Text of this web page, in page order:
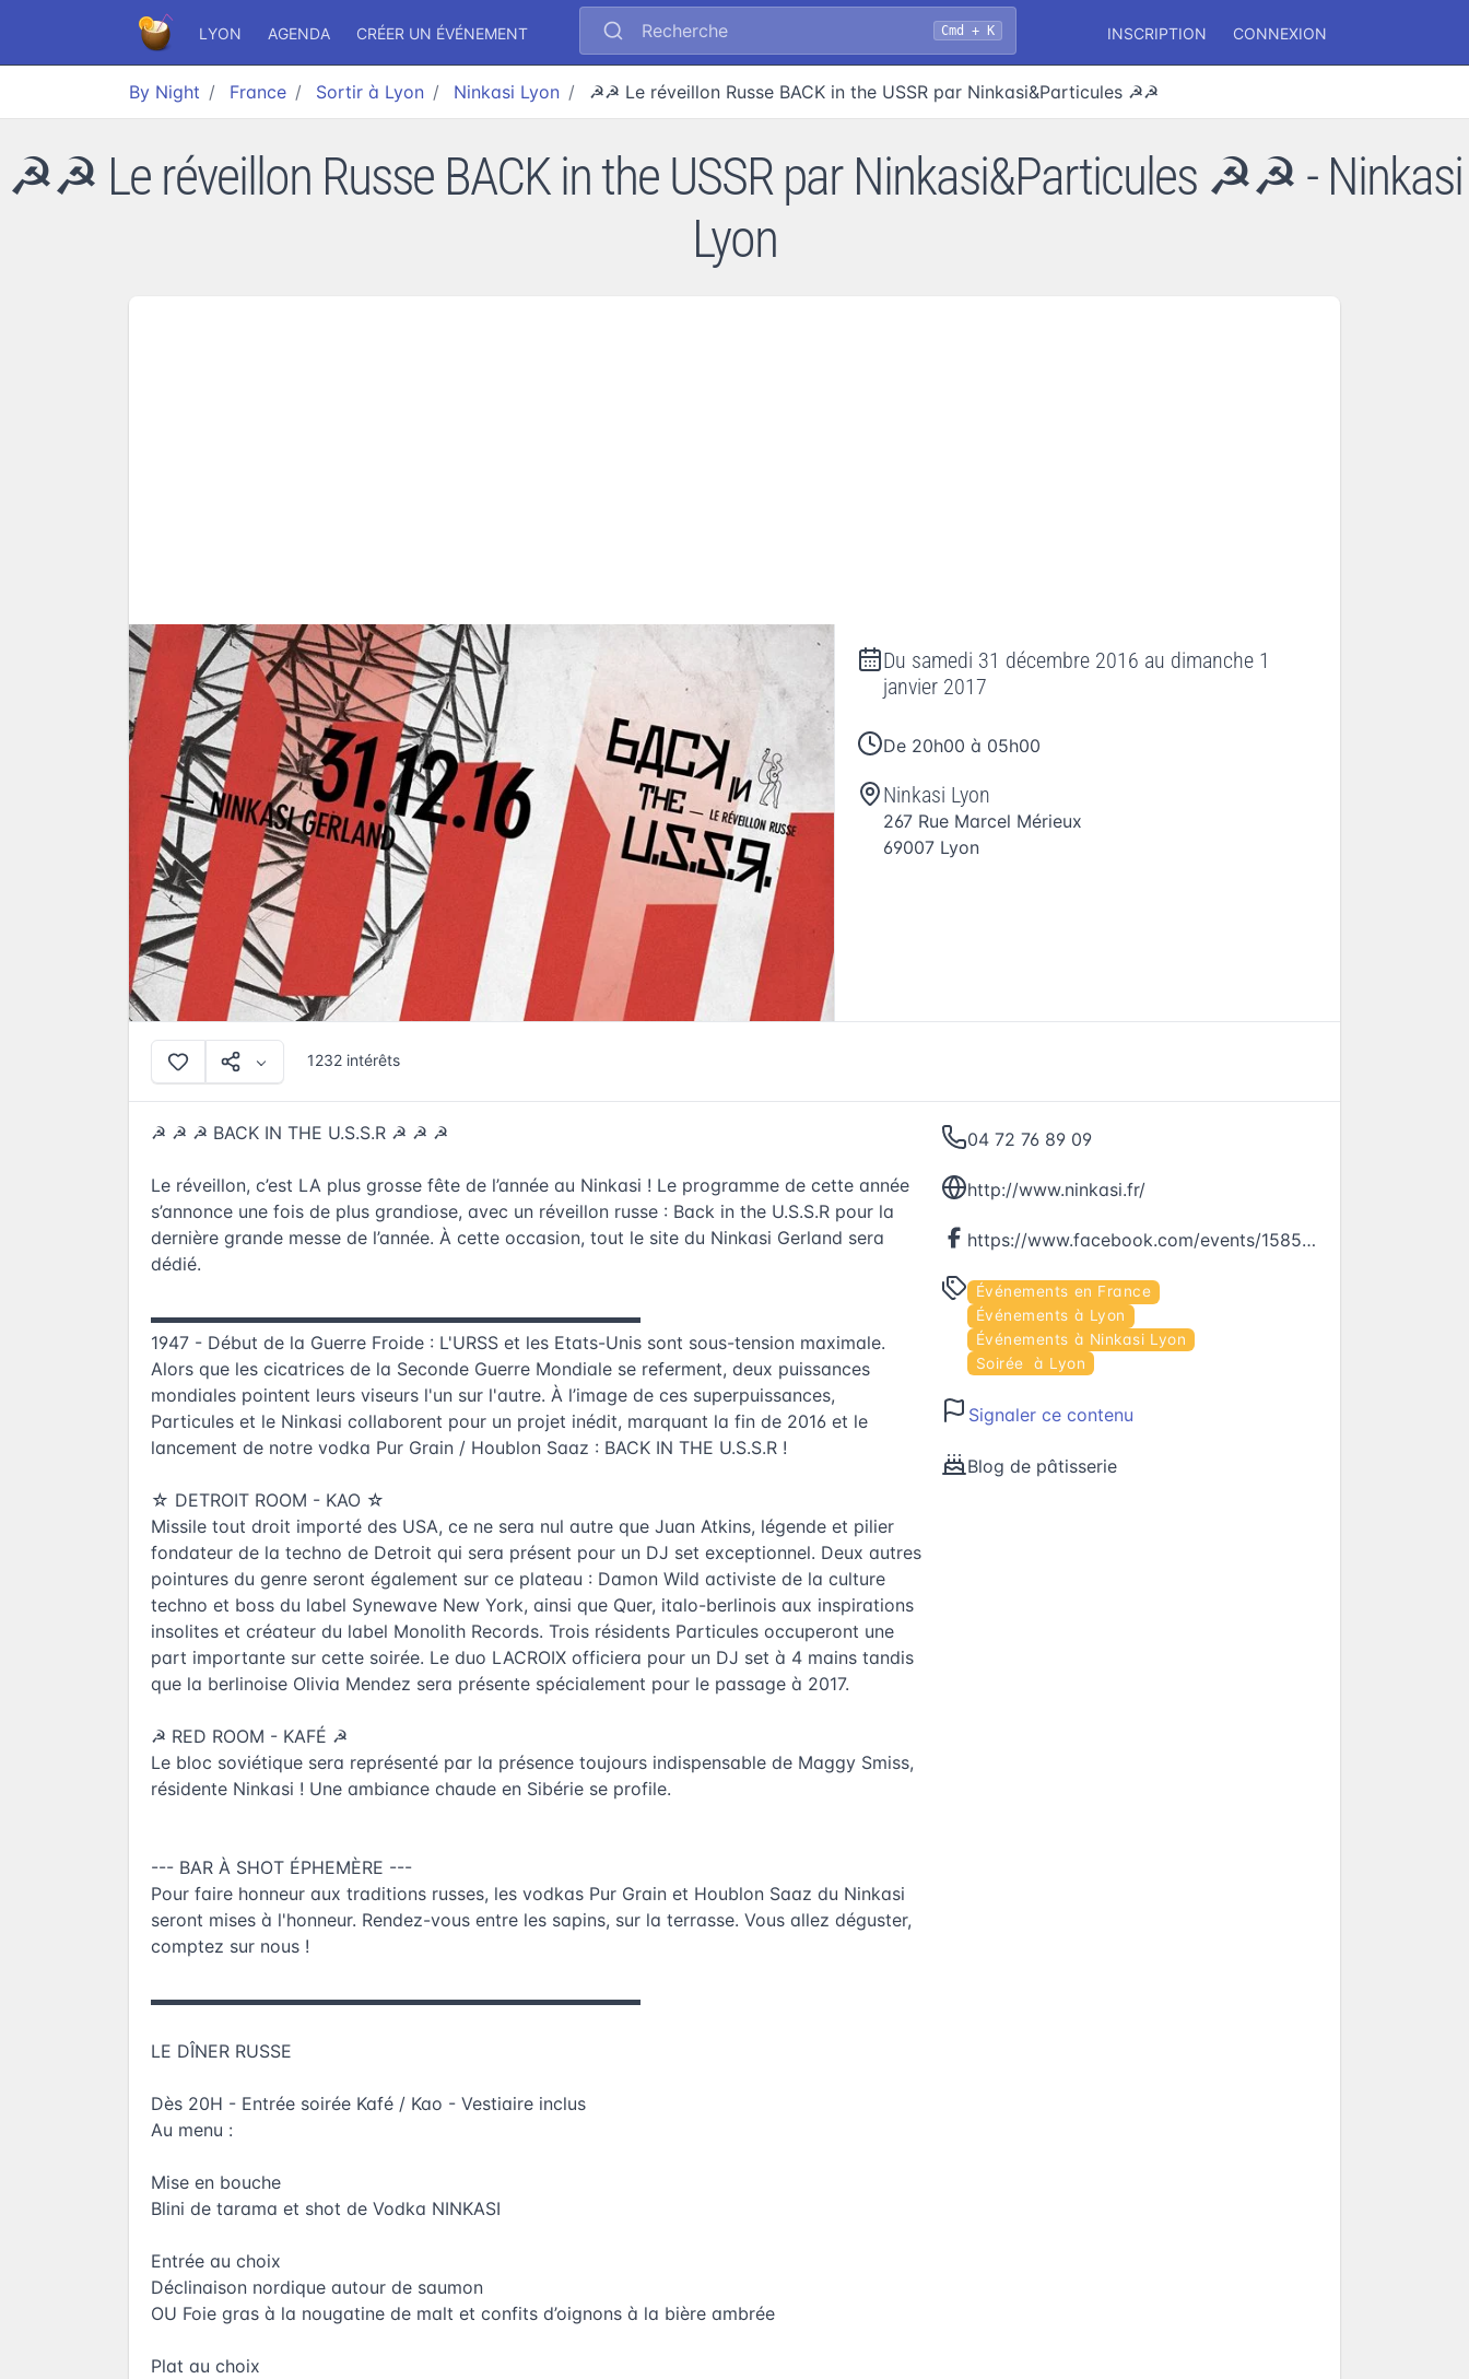
LYON AGENDA CRÉER UN ÉVÉNEMENT Recherche Cmd + K INSCRIPTION CONNEXION
By Night France Sortir à Lyon Ninkasi Lyon ☭☭ Le réveillon Russe BACK in the USSR par Ninkasi&Particules ☭☭
☭☭ Le réveillon Russe BACK in the USSR par Ninkasi&Particules ☭☭ - Ninkasi
Lyon
Du samedi 31 décembre 2016 au dimanche 1
janvier 2017
De 20h00 à 05h00
Ninkasi Lyon
267 Rue Marcel Mérieux
69007 Lyon
1232 intérêts
☭ ☭ ☭ BACK IN THE U.S.S.R ☭ ☭ ☭
Le réveillon, c’est LA plus grosse fête de l’année au Ninkasi ! Le programme de cette année
s’annonce une fois de plus grandiose, avec un réveillon russe : Back in the U.S.S.R pour la
dernière grande messe de l’année. À cette occasion, tout le site du Ninkasi Gerland sera
dédié.
▬▬▬▬▬▬▬▬▬▬▬▬▬▬▬▬▬▬▬▬▬▬▬▬▬▬▬▬
1947 - Début de la Guerre Froide : L'URSS et les Etats-Unis sont sous-tension maximale.
Alors que les cicatrices de la Seconde Guerre Mondiale se referment, deux puissances
mondiales pointent leurs viseurs l'un sur l'autre. À l’image de ces superpuissances,
Particules et le Ninkasi collaborent pour un projet inédit, marquant la fin de 2016 et le
lancement de notre vodka Pur Grain / Houblon Saaz : BACK IN THE U.S.S.R !
☆ DETROIT ROOM - KAO ☆
Missile tout droit importé des USA, ce ne sera nul autre que Juan Atkins, légende et pilier
fondateur de la techno de Detroit qui sera présent pour un DJ set exceptionnel. Deux autres
pointures du genre seront également sur ce plateau : Damon Wild activiste de la culture
techno et boss du label Synewave New York, ainsi que Quer, italo-berlinois aux inspirations
insolites et créateur du label Monolith Records. Trois résidents Particules occuperont une
part importante sur cette soirée. Le duo LACROIX officiera pour un DJ set à 4 mains tandis
que la berlinoise Olivia Mendez sera présente spécialement pour le passage à 2017.
☭ RED ROOM - KAFÉ ☭
Le bloc soviétique sera représenté par la présence toujours indispensable de Maggy Smiss,
résidente Ninkasi ! Une ambiance chaude en Sibérie se profile.
--- BAR À SHOT ÉPHEMÈRE ---
Pour faire honneur aux traditions russes, les vodkas Pur Grain et Houblon Saaz du Ninkasi
seront mises à l'honneur. Rendez-vous entre les sapins, sur la terrasse. Vous allez déguster,
comptez sur nous !
▬▬▬▬▬▬▬▬▬▬▬▬▬▬▬▬▬▬▬▬▬▬▬▬▬▬▬▬
LE DÎNER RUSSE
Dès 20H - Entrée soirée Kafé / Kao - Vestiaire inclus
Au menu :
Mise en bouche
Blini de tarama et shot de Vodka NINKASI
Entrée au choix
Déclinaison nordique autour de saumon
OU Foie gras à la nougatine de malt et confits d’oignons à la bière ambrée
Plat au choix
04 72 76 89 09
http://www.ninkasi.fr/
https://www.facebook.com/events/1585232365118079
Événements en France
Événements à Lyon
Événements à Ninkasi Lyon
Soirée à Lyon
Signaler ce contenu
Blog de pâtisserie